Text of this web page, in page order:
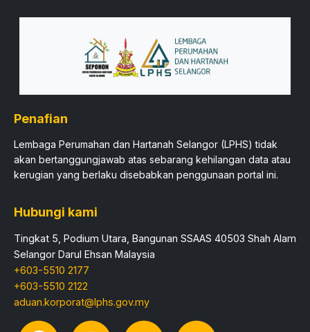
Penafian
Lembaga Perumahan dan Hartanah Selangor (LPHS) tidak
akan bertanggungjawab atas sebarang kehilangan data atau
kerugian yang berlaku disebabkan penggunaan portal ini.​
Hubungi kami
Tingkat 5, Podium Utara, Bangunan SSAAS 40503 Shah Alam
Selangor Darul Ehsan Malaysia
+603-5510 2177
+603-5510 2122
aduan.korporat@lphs.gov.my